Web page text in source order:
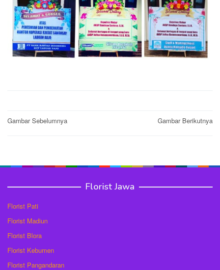
Post
Gambar Sebelumnya Gambar Berikutnya
Florist Jawa
Florist Pati
Florist Madiun
Florist Blora
Florist Kebumen
Florist Pangandaran